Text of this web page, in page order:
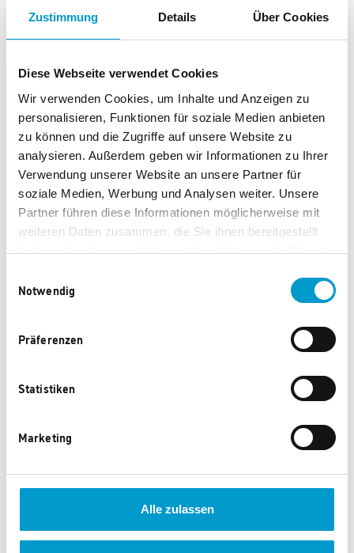
Zustimmung Details Über Cookies
Diese Webseite verwendet Cookies
Wir verwenden Cookies, um Inhalte und Anzeigen zu
personalisieren, Funktionen für soziale Medien anbieten
zu können und die Zugriffe auf unsere Website zu
analysieren. Außerdem geben wir Informationen zu Ihrer
Verwendung unserer Website an unsere Partner für
soziale Medien, Werbung und Analysen weiter. Unsere
Partner führen diese Informationen möglicherweise mit
weiteren Daten zusammen, die Sie ihnen bereitgestellt
haben oder die sie im Rahmen Ihrer Nutzung der Dienste
Notwendig
Präferenzen
Statistiken
Marketing
Alle zulassen
0 Punkte
0 Punkte
075100 CapaTrend 12 5 L
0 Punkte
075096 Capatect
075084 AmphiSilan FREE
Nespri 25 L weiss
074947 AmphiSilan Free 12
5L 4002382042483 814959